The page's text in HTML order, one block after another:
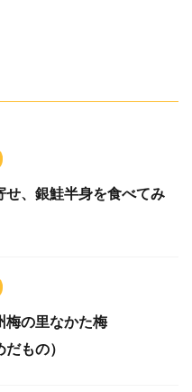
せ、銀鮭半身を食べてみ
梅の里なかた梅
もの）